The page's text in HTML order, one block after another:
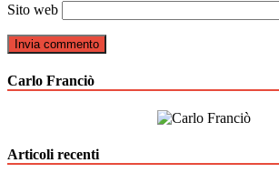
Sito web
Carlo Franciò
Articoli recenti